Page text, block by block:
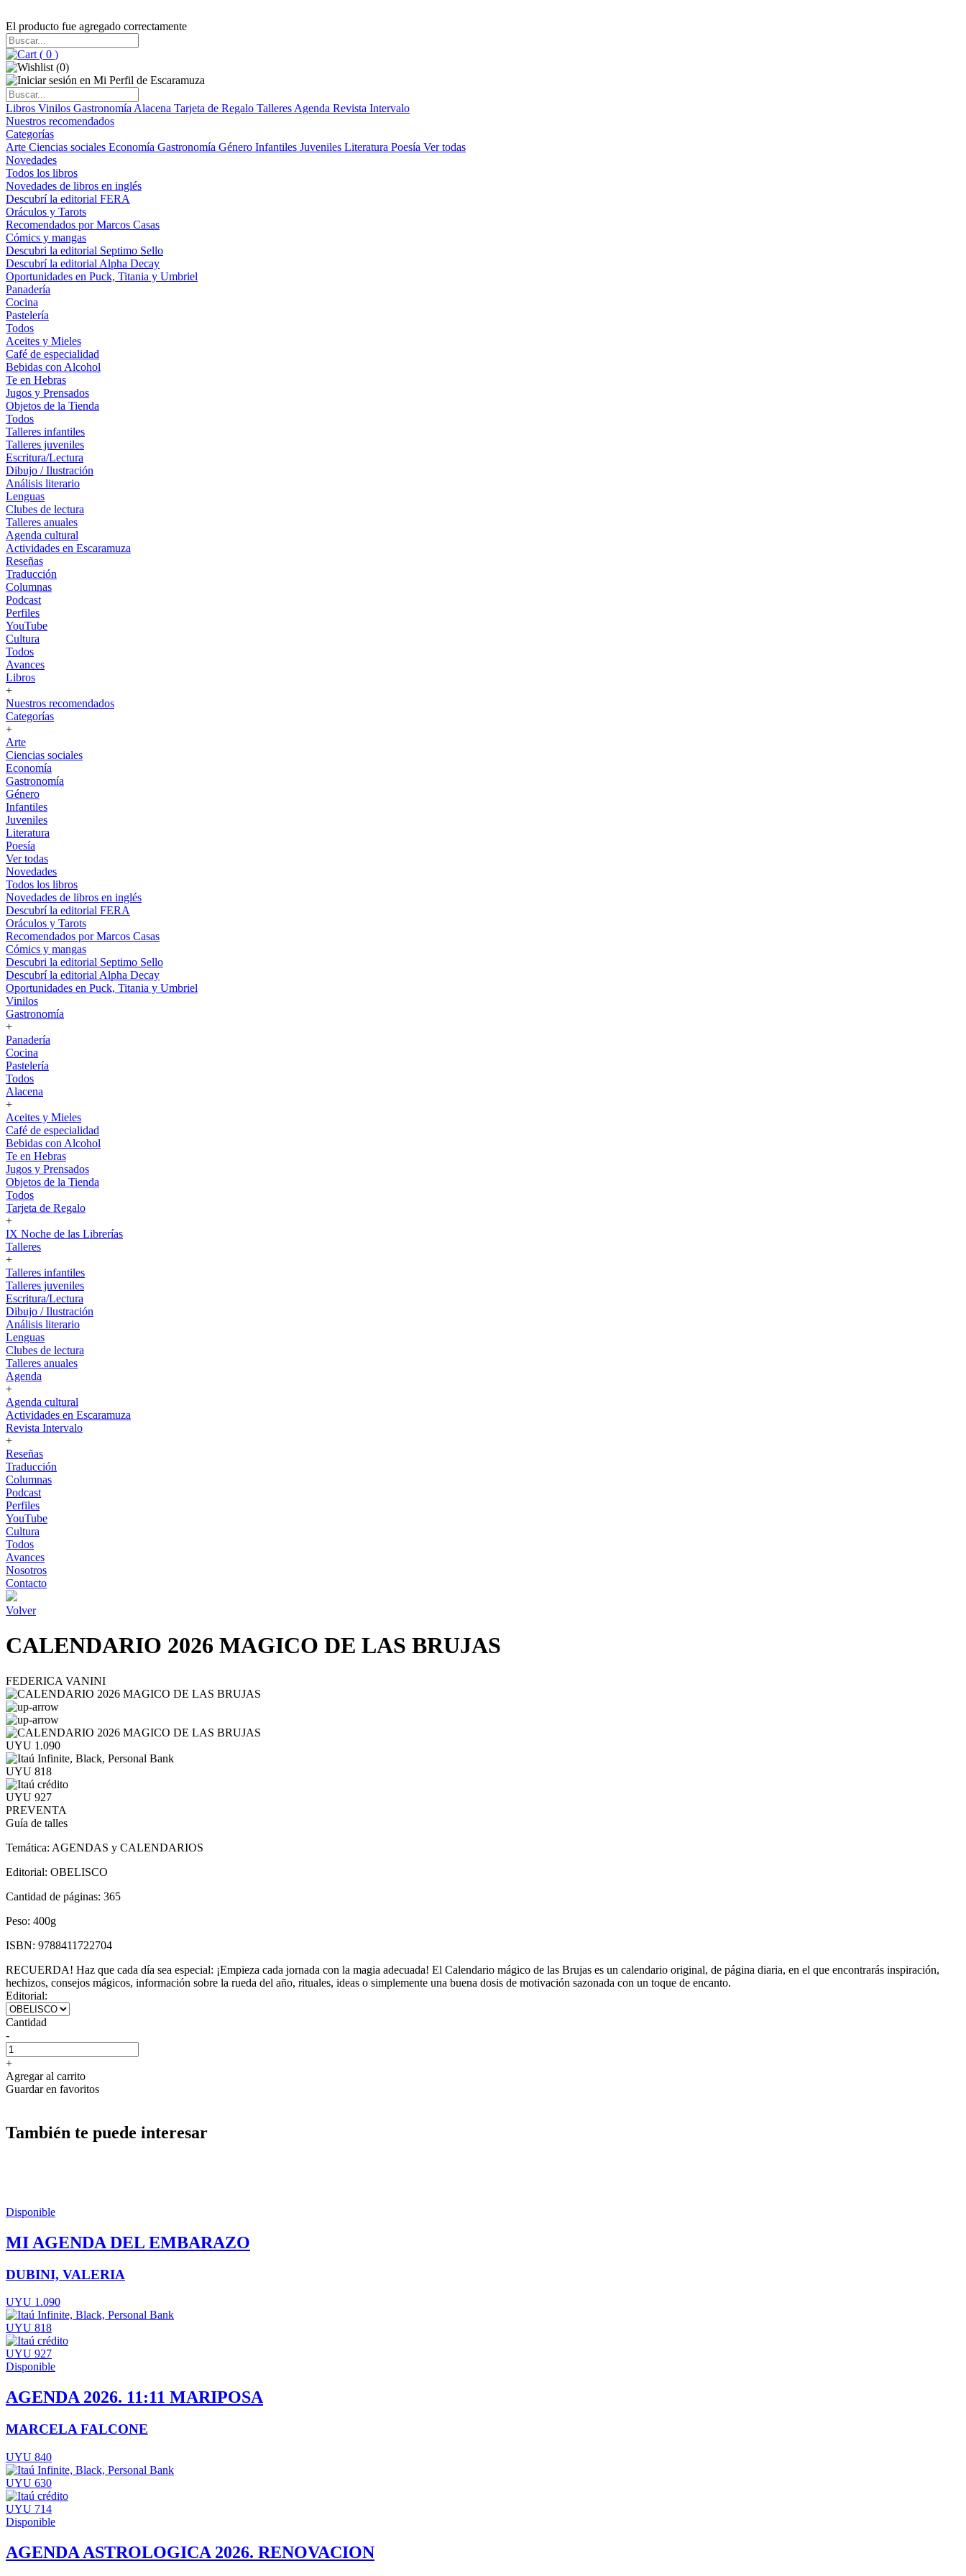
El producto fue agregado correctamente
( 0 )
(0)
Libros Vinilos Gastronomía Alacena Tarjeta de Regalo Talleres Agenda Revista Intervalo
Nuestros recomendados
Categorías
Arte Ciencias sociales Economía Gastronomía Género Infantiles Juveniles Literatura Poesía Ver todas
Novedades
Todos los libros
Novedades de libros en inglés
Descubrí la editorial FERA
Oráculos y Tarots
Recomendados por Marcos Casas
Cómics y mangas
Descubri la editorial Septimo Sello
Descubrí la editorial Alpha Decay
Oportunidades en Puck, Titania y Umbriel
Panadería
Cocina
Pastelería
Todos
Aceites y Mieles
Café de especialidad
Bebidas con Alcohol
Te en Hebras
Jugos y Prensados
Objetos de la Tienda
Todos
Talleres infantiles
Talleres juveniles
Escritura/Lectura
Dibujo / Ilustración
Análisis literario
Lenguas
Clubes de lectura
Talleres anuales
Agenda cultural
Actividades en Escaramuza
Reseñas
Traducción
Columnas
Podcast
Perfiles
YouTube
Cultura
Todos
Avances
Libros
+
Nuestros recomendados
Categorías
+
Arte
Ciencias sociales
Economía
Gastronomía
Género
Infantiles
Juveniles
Literatura
Poesía
Ver todas
Novedades
Todos los libros
Novedades de libros en inglés
Descubrí la editorial FERA
Oráculos y Tarots
Recomendados por Marcos Casas
Cómics y mangas
Descubri la editorial Septimo Sello
Descubrí la editorial Alpha Decay
Oportunidades en Puck, Titania y Umbriel
Vinilos
Gastronomía
+
Panadería
Cocina
Pastelería
Todos
Alacena
+
Aceites y Mieles
Café de especialidad
Bebidas con Alcohol
Te en Hebras
Jugos y Prensados
Objetos de la Tienda
Todos
Tarjeta de Regalo
+
IX Noche de las Librerías
Talleres
+
Talleres infantiles
Talleres juveniles
Escritura/Lectura
Dibujo / Ilustración
Análisis literario
Lenguas
Clubes de lectura
Talleres anuales
Agenda
+
Agenda cultural
Actividades en Escaramuza
Revista Intervalo
+
Reseñas
Traducción
Columnas
Podcast
Perfiles
YouTube
Cultura
Todos
Avances
Nosotros
Contacto
Volver
CALENDARIO 2026 MAGICO DE LAS BRUJAS
FEDERICA VANINI
UYU 1.090
UYU 818
UYU 927
PREVENTA
Guía de talles
Temática: AGENDAS y CALENDARIOS
Editorial: OBELISCO
Cantidad de páginas: 365
Peso: 400g
ISBN: 9788411722704
RECUERDA! Haz que cada día sea especial: ¡Empieza cada jornada con la magia adecuada! El Calendario mágico de las Brujas es un calendario original, de página diaria, en el que encontrarás inspiración,
hechizos, consejos mágicos, información sobre la rueda del año, rituales, ideas o simplemente una buena dosis de motivación sazonada con un toque de encanto.
Editorial:
Cantidad
-
+
Agregar al carrito
Guardar en favoritos
También te puede interesar
Disponible
MI AGENDA DEL EMBARAZO
DUBINI, VALERIA
UYU 1.090
UYU 818
UYU 927
Disponible
AGENDA 2026. 11:11 MARIPOSA
MARCELA FALCONE
UYU 840
UYU 630
UYU 714
Disponible
AGENDA ASTROLOGICA 2026. RENOVACION